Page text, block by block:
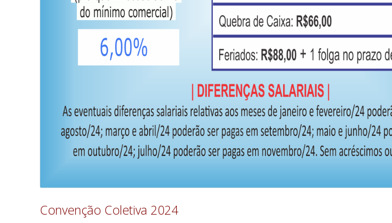
Convenção Coletiva 2024